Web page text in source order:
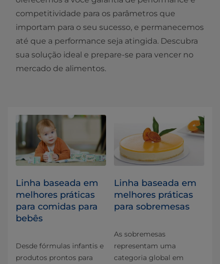
competitividade para os parâmetros que
importam para o seu sucesso, e permanecemos
até que a performance seja atingida. Descubra
sua solução ideal e prepare-se para vencer no
mercado de alimentos.​​
Linha baseada em
melhores práticas
para comidas para
bebês
Desde fórmulas infantis e
produtos prontos para
Linha baseada em
melhores práticas
para sobremesas
As sobremesas
representam uma
categoria global em